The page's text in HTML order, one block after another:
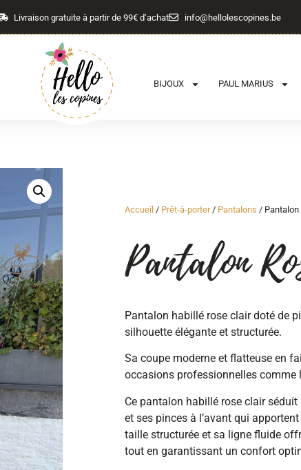
Livraison gratuite à partir de 99€ d’achat info@hellolescopines.be
BIJOUX PAUL MARIUS
Accueil / Prêt-à-porter/ Pantalons / Pantalon
Pantalon
Pantalon habillé rose clair doté de
silhouette élégante et structurée.
Sa coupe moderne et flatteuse en
occasions professionnelles comme
Ce pantalon habillé rose clair
et ses pinces à l’avant qui
taille structurée et sa ligne fluide
tout en garantissant un confort